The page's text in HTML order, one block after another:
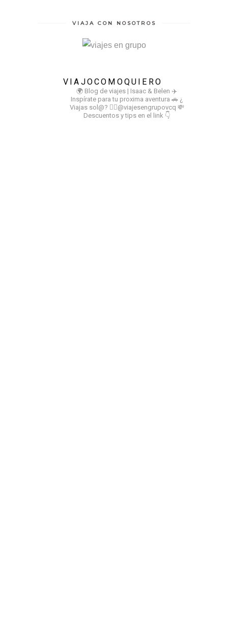
VIAJA CON NOSOTROS
VIAJOCOMOQUIERO
🌍 Blog de viajes | Isaac & Belen ✈️
Inspírate para tu proxima aventura 🚗 ¿
Viajas sol@? 👉🏻@viajesengrupovcq 💸
Descuentos y tips en el link 👇